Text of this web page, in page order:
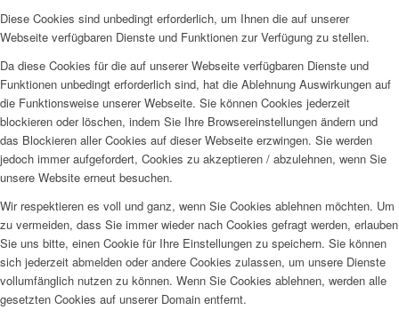
Diese Cookies sind unbedingt erforderlich, um Ihnen die auf unserer
Webseite verfügbaren Dienste und Funktionen zur Verfügung zu stellen.
Da diese Cookies für die auf unserer Webseite verfügbaren Dienste und
Funktionen unbedingt erforderlich sind, hat die Ablehnung Auswirkungen auf
die Funktionsweise unserer Webseite. Sie können Cookies jederzeit
blockieren oder löschen, indem Sie Ihre Browsereinstellungen ändern und
das Blockieren aller Cookies auf dieser Webseite erzwingen. Sie werden
jedoch immer aufgefordert, Cookies zu akzeptieren / abzulehnen, wenn Sie
unsere Website erneut besuchen.
Wir respektieren es voll und ganz, wenn Sie Cookies ablehnen möchten. Um
zu vermeiden, dass Sie immer wieder nach Cookies gefragt werden, erlauben
Sie uns bitte, einen Cookie für Ihre Einstellungen zu speichern. Sie können
sich jederzeit abmelden oder andere Cookies zulassen, um unsere Dienste
vollumfänglich nutzen zu können. Wenn Sie Cookies ablehnen, werden alle
gesetzten Cookies auf unserer Domain entfernt.